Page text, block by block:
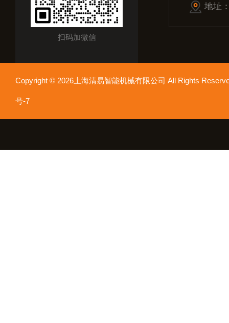
扫码加微信
地址
Copyright © 2026上海清易智能机械有限公司 All Rights
号-7